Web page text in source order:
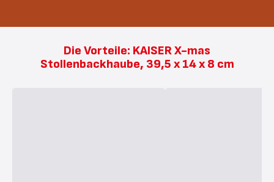
Die Vorteile: KAISER X-mas
Stollenbackhaube, 39,5 x 14 x 8 cm